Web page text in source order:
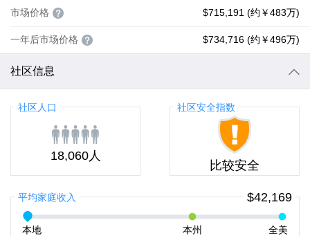
市场价格 $715,191 (约￥483万)
一年后市场价格 $734,716 (约￥496万)
社区信息
社区人口
18,060人
社区安全指数
比较安全
平均家庭收入 $42,169
本地
本州
全美